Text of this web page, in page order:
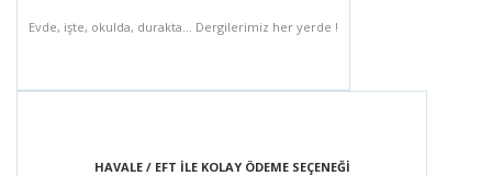
Evde, işte, okulda, durakta... Dergilerimiz her yerde !
HAVALE / EFT İLE KOLAY ÖDEME SEÇENEĞİ